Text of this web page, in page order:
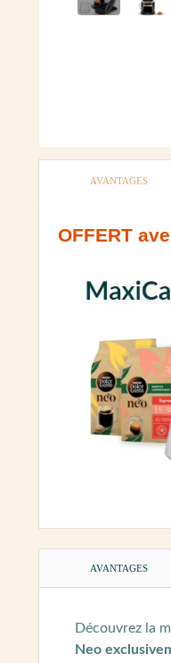
AVANTAGES
OFFERT
AVANTAGES
Découvrez la
Neo